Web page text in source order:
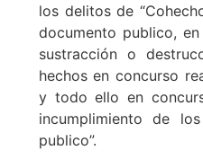
los delitos de
documento publico,
sustracción o
hechos en concurso
y todo ello en
incumplimiento de
publico”.